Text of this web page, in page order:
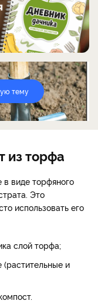
тему
из торфа
в виде торфяного
Это
использовать его
слой торфа;
и